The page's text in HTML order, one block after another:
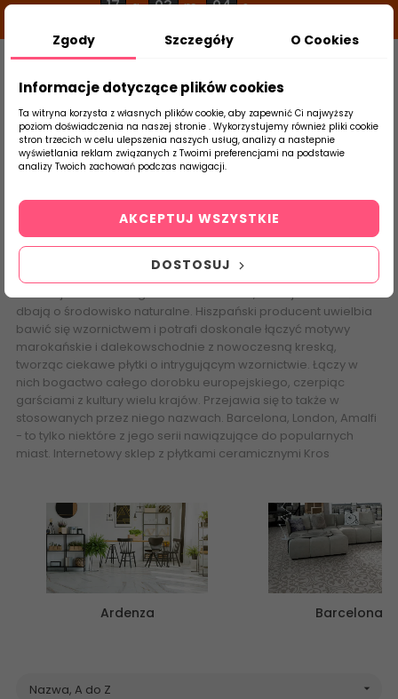
17 g 03 m 03 s
Szukaj
produktu
Strona Główna Salon / Taras Keros
Keros Cerámica
KerosCerámica stawia sobie jeden główny cel. Celem tym jest
oferowanie wysokiej jakości produktów oraz wysokiej jakości
usług swoim klientom. Aby cel ten był możliwy nieustannie
dbają o środowisko naturalne. Hiszpański producent uwielbia
bawić się wzornictwem i potrafi doskonale łączyć motywy
marokańskie i dalekowschodnie z nowoczesną kreską,
tworząc ciekawe płytki o intrygującym wzornictwie. Łączy w
nich bogactwo całego dorobku europejskiego, czerpiąc
garściami z kultury wielu krajów. Przejawia się to także w
stosowanych przez niego nazwach. Barcelona, London, Amalfi
- to tylko niektóre z jego serii nawiązujące do popularnych
miast. Internetowy sklep z płytkami ceramicznymi Kros
Ardenza Barcelona
Nazwa, A do Z 
Zgody Szczegóły O Cookies
Informacje dotyczące plików cookies
Ta witryna korzysta z własnych plików cookie, aby zapewnić Ci najwyższy
poziom doświadczenia na naszej stronie . Wykorzystujemy również pliki cookie
stron trzecich w celu ulepszenia naszych usług, analizy a nastepnie
wyświetlania reklam związanych z Twoimi preferencjami na podstawie
analizy Twoich zachowań podczas nawigacji.
DOSTOSUJ
AKCEPTUJ WSZYSTKIE